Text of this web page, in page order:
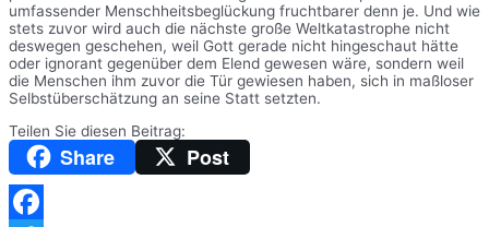
umfassender Menschheitsbeglückung fruchtbarer denn je. Und wie
stets zuvor wird auch die nächste große Weltkatastrophe nicht
deswegen geschehen, weil Gott gerade nicht hingeschaut hätte
oder ignorant gegenüber dem Elend gewesen wäre, sondern weil
die Menschen ihm zuvor die Tür gewiesen haben, sich in maßloser
Selbstüberschätzung an seine Statt setzten.
Teilen Sie diesen Beitrag:
Share Post